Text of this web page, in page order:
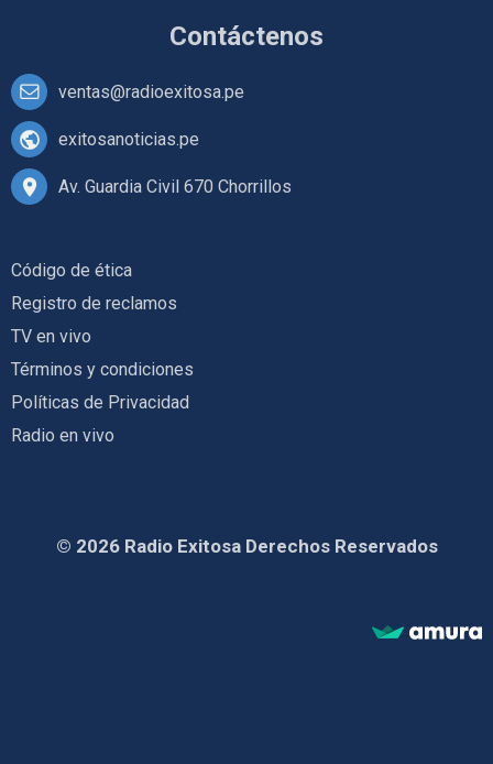
Contáctenos
ventas@radioexitosa.pe
exitosanoticias.pe
Av. Guardia Civil 670 Chorrillos
Código de ética
Registro de reclamos
TV en vivo
Términos y condiciones
Políticas de Privacidad
Radio en vivo
© 2026 Radio Exitosa Derechos Reservados